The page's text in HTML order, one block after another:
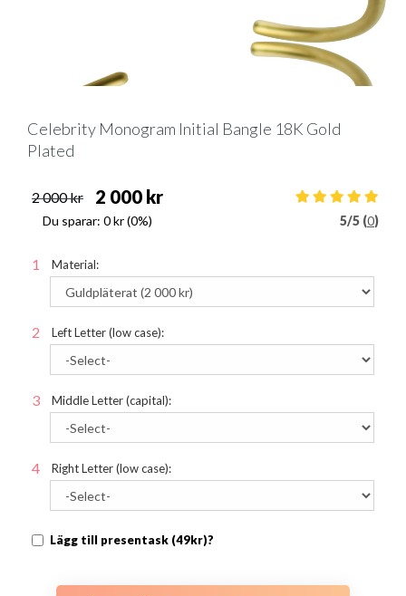
Celebrity Monogram Initial Bangle 18K Gold
Plated
2 000 kr 2 000 kr
Du sparar: 0 kr(0%) 5/5 (0)
Material:
Left Letter (low case):
Middle Letter (capital):
Right Letter (low case):
Lägg till presentask (49kr)?